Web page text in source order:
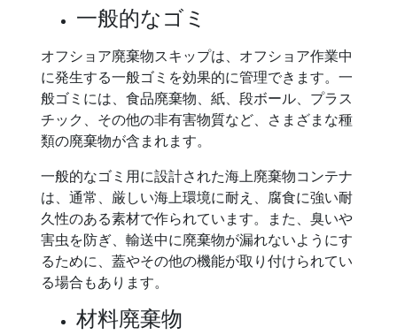
一般的なゴミ
オフショア廃棄物スキップは、オフショア作業中
に発生する一般ゴミを効果的に管理できます。一
般ゴミには、食品廃棄物、紙、段ボール、プラス
チック、その他の非有害物質など、さまざまな種
類の廃棄物が含まれます。
一般的なゴミ用に設計された海上廃棄物コンテナ
は、通常、厳しい海上環境に耐え、腐食に強い耐
久性のある素材で作られています。また、臭いや
害虫を防ぎ、輸送中に廃棄物が漏れないようにす
るために、蓋やその他の機能が取り付けられてい
る場合もあります。
材料廃棄物